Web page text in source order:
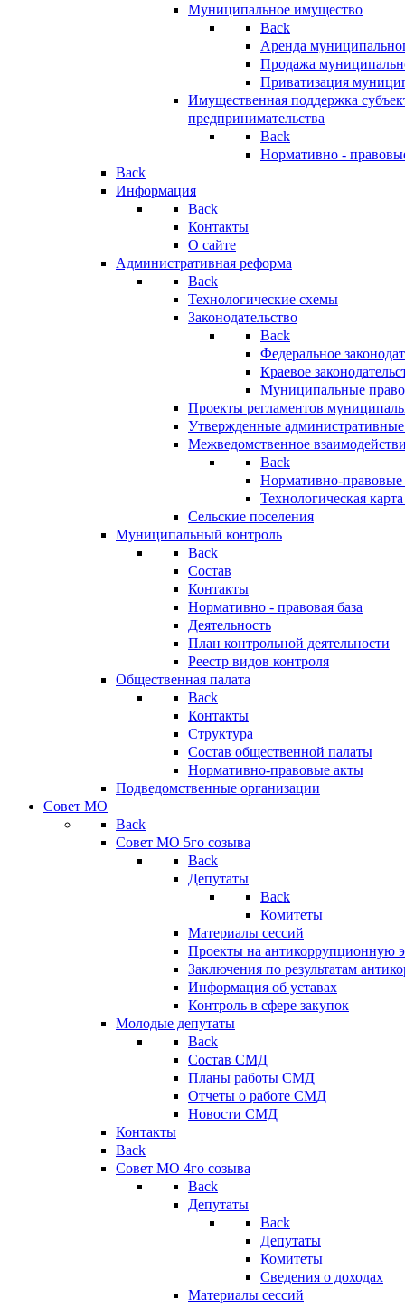
Муниципальное имущество
Back
Аренда
Продажа
Приватизация
Имущественная поддержка
предпринимательства
Back
Нормативно -
Back
Информация
Back
Контакты
О сайте
Административная реформа
Back
Технологические схемы
Законодательство
Back
Федеральное
Краевое
Муниципальные
Проекты регламентов
Утвержденные
Межведомственное
Back
Нормативно-правовые
Технологическая
Сельские поселения
Муниципальный контроль
Back
Состав
Контакты
Нормативно - правовая база
Деятельность
План контрольной деятельности
Реестр видов контроля
Общественная палата
Back
Контакты
Структура
Состав общественной палаты
Нормативно-правовые акты
Подведомственные организации
Совет МО
Back
Совет МО 5го созыва
Back
Депутаты
Back
Комитеты
Материалы сессий
Проекты на антикоррупционную
Заключения по результатам
Информация об уставах
Контроль в сфере закупок
Молодые депутаты
Back
Состав СМД
Планы работы СМД
Отчеты о работе СМД
Новости СМД
Контакты
Back
Совет МО 4го созыва
Back
Депутаты
Back
Депутаты
Комитеты
Сведения о доходах
Материалы сессий